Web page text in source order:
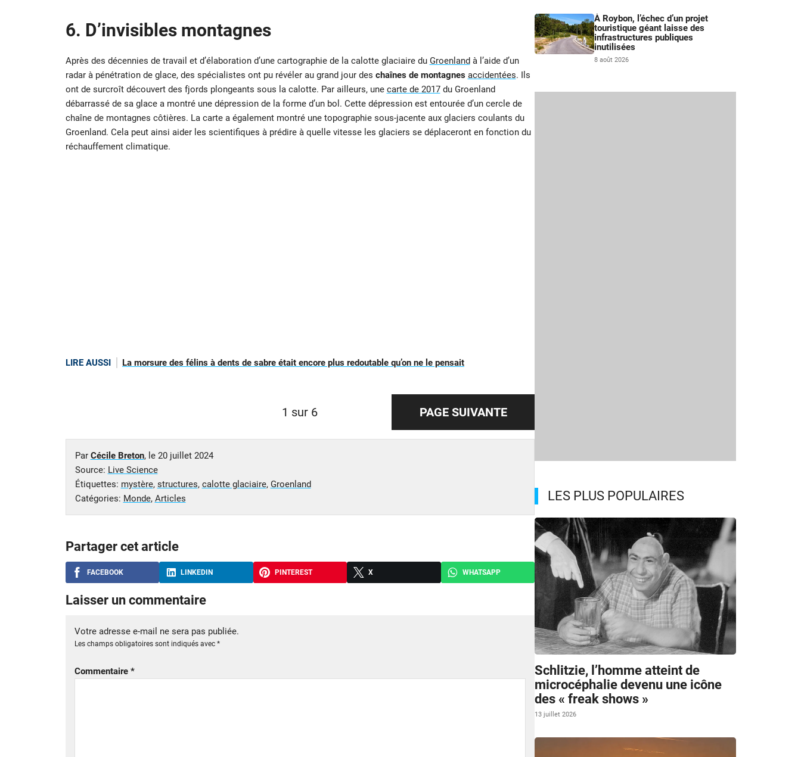
6. D’invisibles montagnes
Après des décennies de travail et d’élaboration d’une cartographie de la calotte glaciaire du Groenland à l’aide d’un
radar à pénétration de glace, des spécialistes ont pu révéler au grand jour des chaînes de montagnes accidentées. Ils
ont de surcroît découvert des fjords plongeants sous la calotte. Par ailleurs, une carte de 2017du Groenland
débarrassé de sa glace a montré une dépression de la forme d’un bol. Cette dépression est entourée d’un cercle de
chaîne de montagnes côtières. La carte a également montré une topographie sous-jacente aux glaciers coulants du
Groenland. Cela peut ainsi aider les scientifiques à prédire à quelle vitesse les glaciers se déplaceront en fonction du
réchauffement climatique.
LIRE AUSSI La morsure des félins à dents de sabre était encore plus redoutable qu’on ne le pensait
1 sur 6 PAGE SUIVANTE
Par Cécile Breton, le 20 juillet 2024
Source: Live Science
Étiquettes: mystère, structures, calotte glaciaire, Groenland
Catégories: Monde, Articles
Partager cet article
FACEBOOK LINKEDIN PINTEREST X WHATSAPP
Laisser un commentaire
Votre adresse e-mail ne sera pas publiée.
Les champs obligatoires sont indiqués avec *
Commentaire *
À Roybon, l’échec d’un projet
touristique géant laisse des
infrastructures publiques
inutilisées
8 août 2026
LES PLUS POPULAIRES
Schlitzie, l’homme atteint de
microcéphalie devenu une icône
des « freak shows »
13 juillet 2026